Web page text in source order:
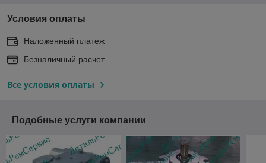
Условия оплаты
Наложенный платеж
Безналичный расчет
Все условия оплаты
Подобные услуги компании